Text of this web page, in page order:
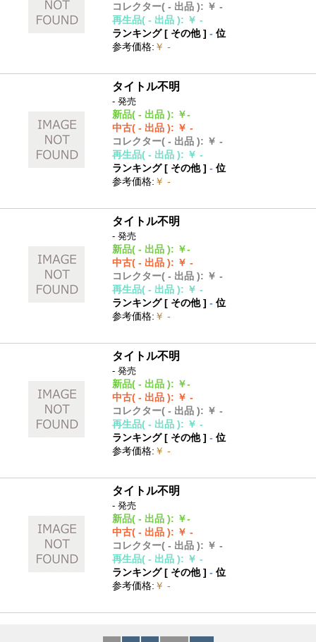
コレクター( - 出品 ): ￥ -
再生品( - 出品 ): ￥ -
ランキング [ その他]- 位
参考価格: ￥ -
タイトル不明
- 発売
新品( - 出品 ): ￥-
中古( - 出品 ): ￥ -
コレクター( - 出品 ): ￥ -
再生品( - 出品 ): ￥ -
ランキング [ その他]- 位
参考価格: ￥ -
タイトル不明
- 発売
新品( - 出品 ): ￥-
中古( - 出品 ): ￥ -
コレクター( - 出品 ): ￥ -
再生品( - 出品 ): ￥ -
ランキング [ その他]- 位
参考価格: ￥ -
タイトル不明
- 発売
新品( - 出品 ): ￥-
中古( - 出品 ): ￥ -
コレクター( - 出品 ): ￥ -
再生品( - 出品 ): ￥ -
ランキング [ その他]- 位
参考価格: ￥ -
タイトル不明
- 発売
新品( - 出品 ): ￥-
中古( - 出品 ): ￥ -
コレクター( - 出品 ): ￥ -
再生品( - 出品 ): ￥ -
ランキング [ その他]- 位
参考価格: ￥ -